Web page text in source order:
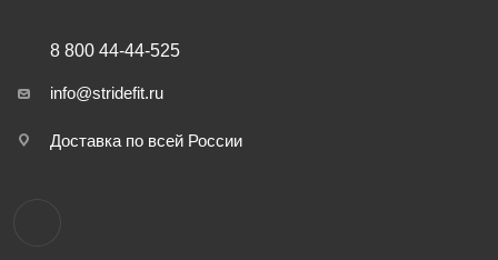
8 800 44-44-525
info@stridefit.ru
Доставка по всей России